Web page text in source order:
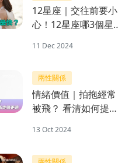
12星座｜交往前要小
心！12星座哪3個星
11 Dec 2024
兩性關係
情緒價值｜拍拖經常
被飛？ 看清如何提供
遠
13 Oct 2024